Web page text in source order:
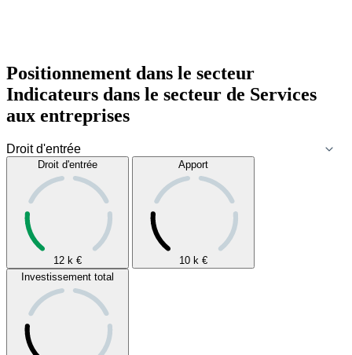
Positionnement dans le secteur
Indicateurs dans le secteur de Services
aux entreprises
Droit d'entrée
12 k €
Apport
10 k €
Investissement total